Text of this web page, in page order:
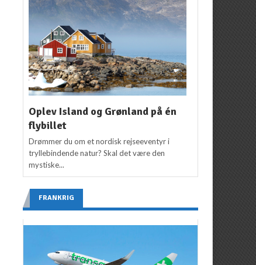
Oplev Island og Grønland på én
flybillet
Drømmer du om et nordisk rejseeventyr i
tryllebindende natur? Skal det være den
mystiske...
FRANKRIG